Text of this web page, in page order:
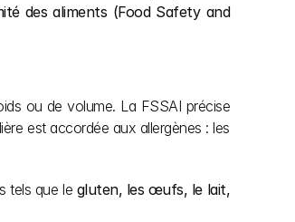
des aliments (Food Safety and
ou de volume. La FSSAI précise
est accordée aux allergènes : les
tels que le gluten, les œufs, le lait,